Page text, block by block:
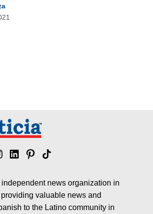
LinkedinPinterest
Tik
news organization in
valuable news and
to the Latino community in